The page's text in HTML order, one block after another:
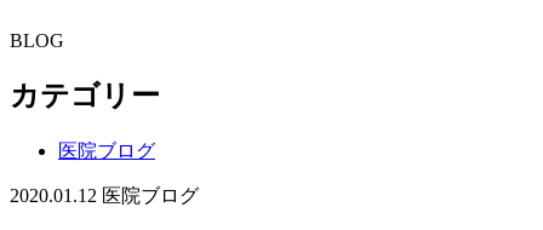
BLOG
カテゴリー
医院ブログ
2020.01.12 医院ブログ